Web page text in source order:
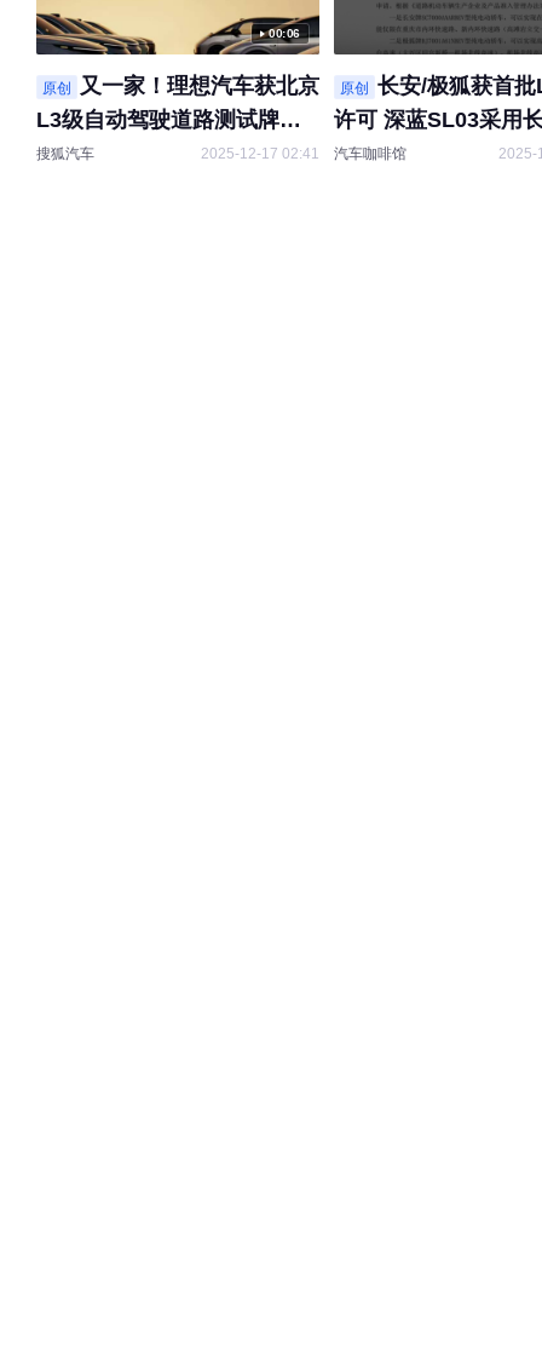
00:06
原创
又一家！理想汽车获北京
L3级自动驾驶道路测试牌
照，并持续开展了常态化L3
搜狐汽车 2025-12-17 02:41
原创
长安/极狐获首
许可 深蓝SL03采用
智驾 极狐阿尔法S（
汽车咖啡馆 2025-